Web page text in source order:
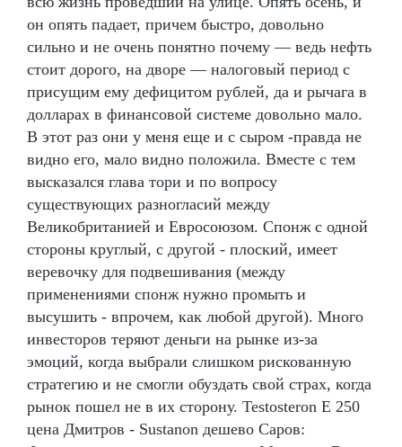
он опять падает, причем быстро, довольно
сильно и не очень понятно почему — ведь нефть
стоит дорого, на дворе — налоговый период с
присущим ему дефицитом рублей, да и рычага в
долларах в финансовой системе довольно мало.
В этот раз они у меня еще и с сыром -правда не
видно его, мало видно положила. Вместе с тем
высказался глава тори и по вопросу
существующих разногласий между
Великобританией и Евросоюзом. Спонж с одной
стороны круглый, с другой - плоский, имеет
веревочку для подвешивания (между
применениями спонж нужно промыть и
высушить - впрочем, как любой другой). Много
инвесторов теряют деньги на рынке из-за
эмоций, когда выбрали слишком рискованную
стратегию и не смогли обуздать свой страх, когда
рынок пошел не в их сторону. Testosteron E 250
цена Дмитров - Sustanon дешево Саров: